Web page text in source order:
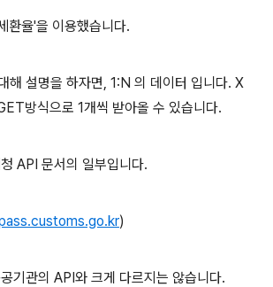
환율'을 이용했습니다.
해 설명을 하자면, 1:N 의 데이터 입니다. X
방식으로 1개씩 받아올 수 있습니다.
API 문서의 일부입니다.
)
기관의 API와 크게 다르지는 않습니다.